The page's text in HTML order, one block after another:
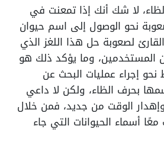
لا شك أنك إذا تمعنت في
نحو الوصول إلى اسم حيوان
لصعوبة حل هذا اللغز الذي
المستخدمين، وما يؤكد ذلك هو
إجراء عمليات البحث عن
بحرف الظاء، ولكن لا داعي
الوقت من جديد، فمن خلال
أسماء الحيوانات التي جاء